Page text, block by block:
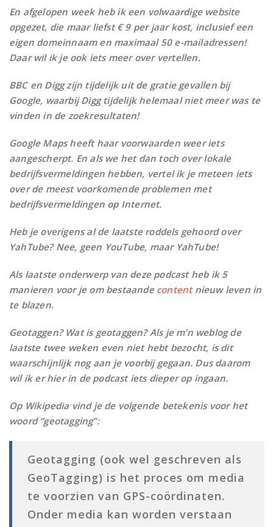
En afgelopen week heb ik een volwaardige website
opgezet, die maar liefst € 9 per jaar kost, inclusief een
eigen domeinnaam en maximaal 50 e-mailadressen!
Daar wil ik je ook iets meer over vertellen.
BBC en Digg zijn tijdelijk uit de gratie gevallen bij
Google, waarbij Digg tijdelijk helemaal niet meer was te
vinden in de zoekresultaten!
Google Maps heeft haar voorwaarden weer iets
aangescherpt. En als we het dan toch over lokale
bedrijfsvermeldingen hebben, vertel ik je meteen iets
over de meest voorkomende problemen met
bedrijfsvermeldingen op Internet.
Heb je overigens al de laatste roddels gehoord over
YahTube? Nee, geen YouTube, maar YahTube!
Als laatste onderwerp van deze podcast heb ik 5
manieren voor je om bestaande contentnieuw leven in
te blazen.
Geotaggen? Wat is geotaggen? Als je m’n weblog de
laatste twee weken even niet hebt bezocht, is dit
waarschijnlijk nog aan je voorbij gegaan. Dus daarom
wil ik er hier in de podcast iets dieper op ingaan.
Op Wikipedia vind je de volgende betekenis voor het
woord “geotagging”:
Geotagging (ook wel geschreven als
GeoTagging) is het proces om media
te voorzien van GPS-coördinaten.
Onder media kan worden verstaan